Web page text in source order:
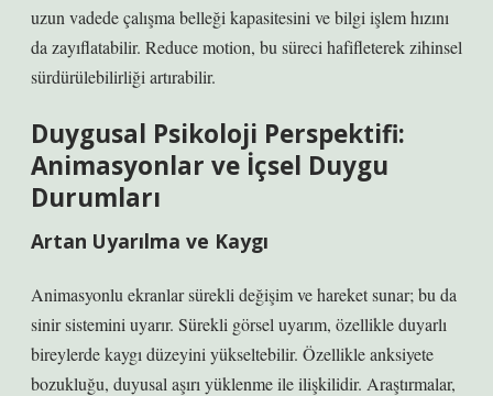
uzun vadede çalışma belleği kapasitesini ve bilgi işlem hızını
da zayıflatabilir. Reduce motion, bu süreci hafifleterek zihinsel
sürdürülebilirliği artırabilir.
Duygusal Psikoloji Perspektifi:
Animasyonlar ve İçsel Duygu
Durumları
Artan Uyarılma ve Kaygı
Animasyonlu ekranlar sürekli değişim ve hareket sunar; bu da
sinir sistemini uyarır. Sürekli görsel uyarım, özellikle duyarlı
bireylerde kaygı düzeyini yükseltebilir. Özellikle anksiyete
bozukluğu, duyusal aşırı yüklenme ile ilişkilidir. Araştırmalar,